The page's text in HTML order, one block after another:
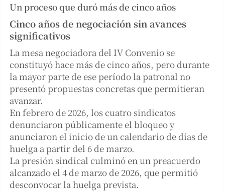
Un proceso que duró más de cinco años
Cinco años de negociación sin avances
significativos
La mesa negociadora del IV Convenio se
constituyó hace más de cinco años, pero durante
la mayor parte de ese período la patronal no
presentó propuestas concretas que permitieran
avanzar.
En febrero de 2026, los cuatro sindicatos
denunciaron públicamente el bloqueo y
anunciaron el inicio de un calendario de días de
huelga a partir del 6 de marzo.
La presión sindical culminó en un preacuerdo
alcanzado el 4 de marzo de 2026, que permitió
desconvocar la huelga prevista.